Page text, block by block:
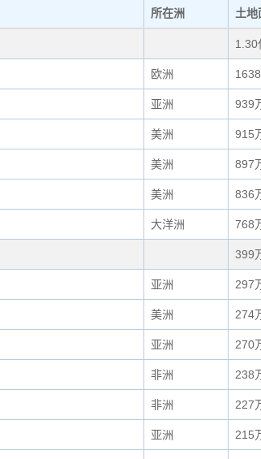
所在洲 土地
1.30
欧洲
亚洲 939
美洲 915
美洲 897
美洲 836
大洋洲 768
399
亚洲 297
美洲 274
亚洲 270
非洲 238
非洲 227
亚洲 215